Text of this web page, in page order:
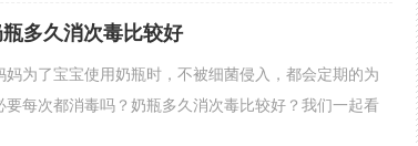
多久消次毒比较好
为了宝宝使用奶瓶时，不被细菌侵入，都会定期的为
每次都消毒吗？奶瓶多久消次毒比较好？我们一起看